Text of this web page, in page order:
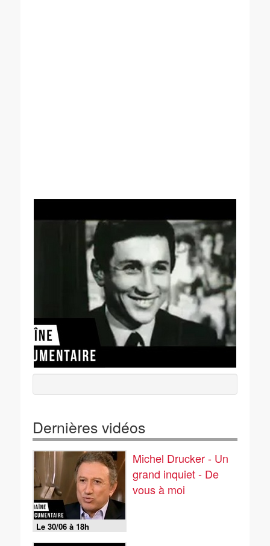
Dernières vidéos
Le 30/06 à 18h
Michel Drucker - Un
grand inquiet - De
vous à moi